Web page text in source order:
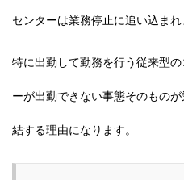
センターは業務停止に追い込まれ
特に出勤して勤務を行う従来型
ーが出勤できない事態そのもの
結する理由になります。